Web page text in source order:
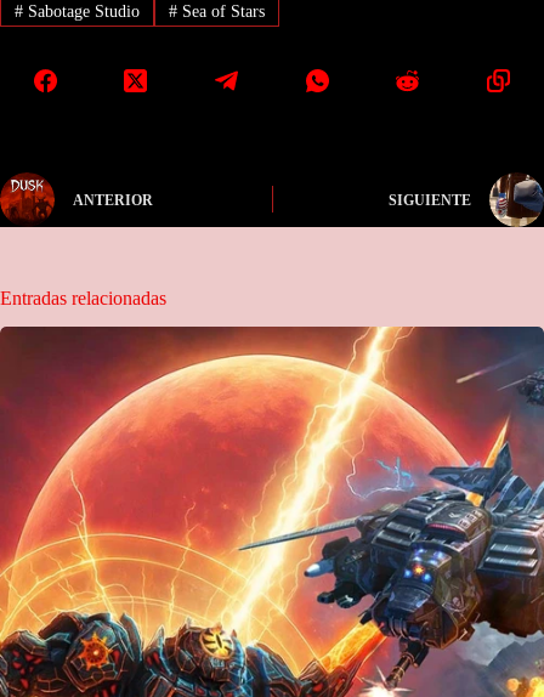
#Sabotage Studio #Sea of Stars
ANTERIOR SIGUIENTE
Entradas relacionadas